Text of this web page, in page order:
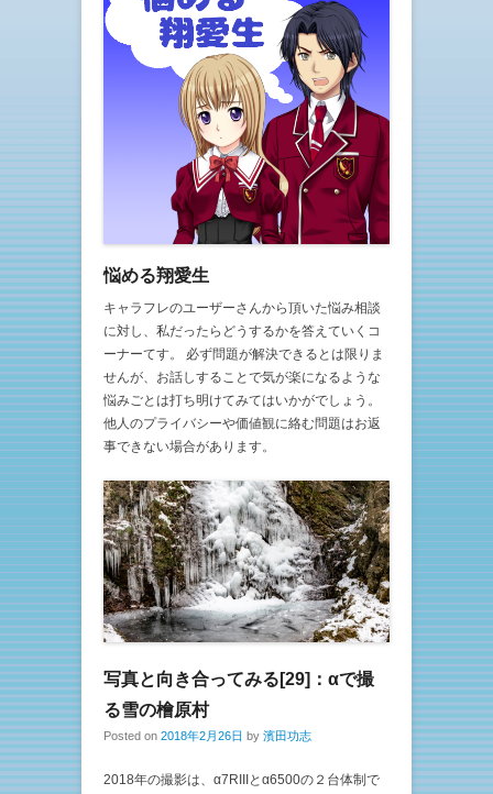
悩める翔愛生
キャラフレのユーザーさんから頂いた悩み相談
に対し、私だったらどうするかを答えていくコ
ーナーてす。 必ず問題が解決できるとは限りま
せんが、お話しすることで気が楽になるような
悩みごとは打ち明けてみてはいかがでしょう。
他人のプライバシーや価値観に絡む問題はお返
事できない場合があります。
写真と向き合ってみる[29]：αで撮
る雪の檜原村
Posted on 2018年2月26日 by 濱田功志
2018年の撮影は、α7RIIIとα6500の２台体制で